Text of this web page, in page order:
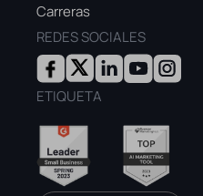
Carreras
REDES SOCIALES
ETIQUETA